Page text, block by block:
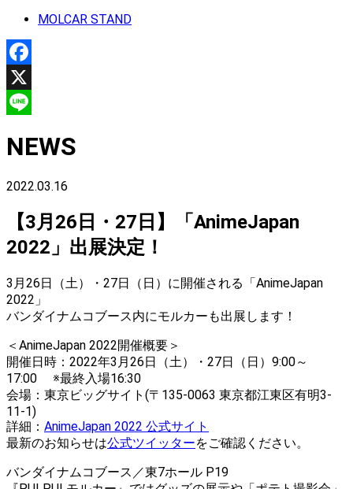
MOLCAR STAND
Facebook
X
NEWS
2022.03.16
【3月26日・27日】「AnimeJapan
2022」出展決定！
3月26日（土）・27日（日）に開催される「AnimeJapan
2022」
バンダイナムコブース内にモルカーも出展します！
＜AnimeJapan 2022開催概要＞
開催日時：2022年3月26日（土）・27日（日）9:00～
17:00 ※最終入場16:30
会場：東京ビッグサイト(〒135-0063 東京都江東区有明3-
11-1)
詳細： AnimeJapan 2022 公式サイト
最新のお知らせは公式ツイッターをご確認ください。
バンダイナムコブース／東7ホール P19